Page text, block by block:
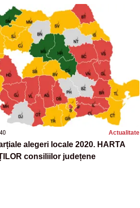
Actualitate
alegeri locale 2020. HARTA
consiliilor județene